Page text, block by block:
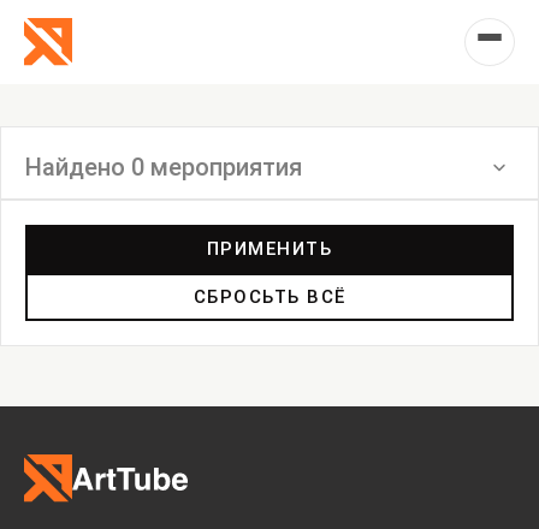
Найдено 0 мероприятия
Дискуссия
Пост-релиз
Пресс-конференция
ПРИМЕНИТЬ
СБРОСЬТЬ ВСЁ